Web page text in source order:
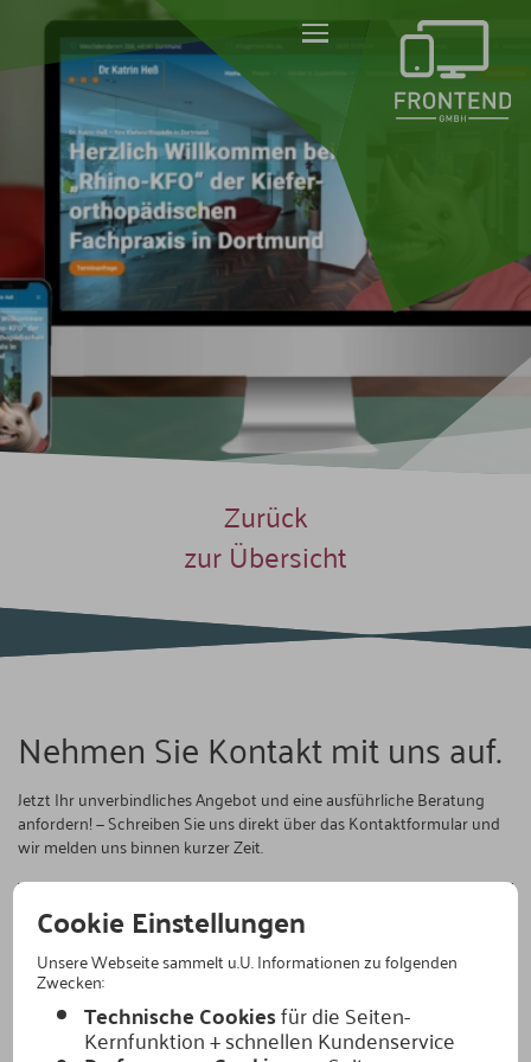
Zurück
zur Übersicht
Nehmen Sie Kontakt mit uns auf.
Jetzt Ihr unverbindliches Angebot und eine ausführliche Beratung
anfordern! — Schreiben Sie uns direkt über das Kontaktformular und
wir melden uns binnen kurzer Zeit.
Kontakt aufnehmen
So finden Sie direkt zu uns:
Cookie Einstellungen
Unsere Webseite sammelt u.U. Informationen zu folgenden
Zwecken:
Technische Cookiesfür die Seiten-
Kernfunktion + schnellen Kundenservice